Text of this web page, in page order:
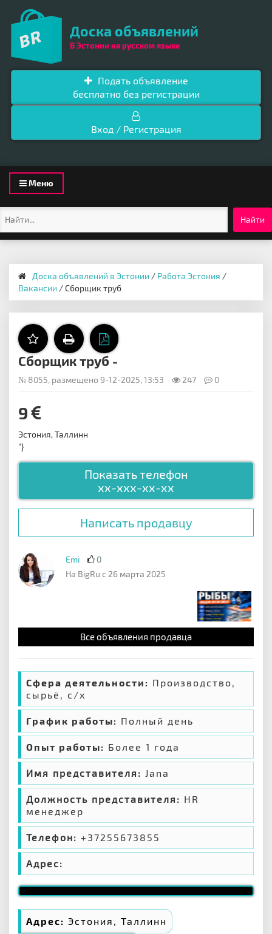
Доска объявлений
В Эстонии на русском языке
Подать объявление
бесплатно без регистрации
Вход / Регистрация
Toggle
navigation
Меню
Найти
Доска объявлений в Эстонии / Работа Эстония /
Вакансии / Сборщик труб
Сборщик труб -
№ 8055, размещено 9-12-2025, 13:53 247 0
9
Эстония, Таллинн
"}
Показать телефон
xx-xxx-xx-xx
Написать продавцу
Emi
0
На BigRu с 26 марта 2025
Все объявления продавца
Сфера деятельности: Производство,
сырьё, с/х
График работы: Полный день
Опыт работы: Более 1 года
Имя представителя: Jana
Должность представителя: HR
менеджер
Телефон: +37255673855
Адрес:
Адрес: Эстония, Таллинн